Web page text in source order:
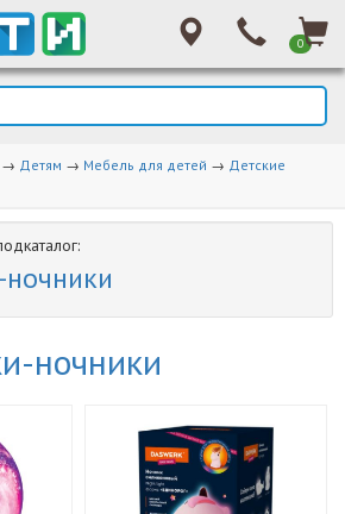
0
→ Детям → Мебель для детей → Детские
ночники